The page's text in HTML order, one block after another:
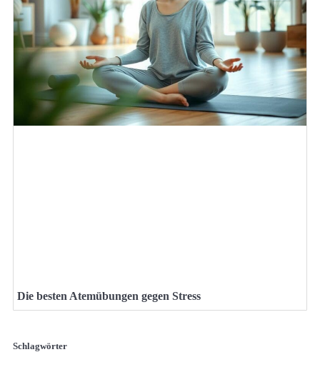
Die besten Atemübungen gegen Stress
Schlagwörter